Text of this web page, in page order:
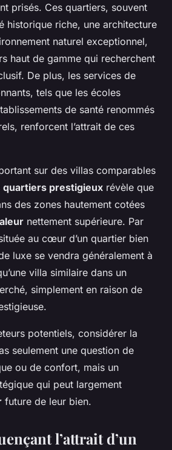
prisés. Ces quartiers, souvent
historique riche, une architecture
naturel exceptionnel,
haut de gamme qui recherchent
De plus, les services de
tels que les écoles
de santé renommés
renforcent l’attrait de ces
sur des villas comparables
quartiers prestigieux révèle que
des zones hautement cotées
nettement supérieure. Par
au cœur d’un quartier bien
luxe se vendra généralement à
villa similaire dans un
simplement en raison de
potentiels, considérer la
seulement une question de
ou de confort, mais un
qui peut largement
future de leur bien.
l’attrait d’un